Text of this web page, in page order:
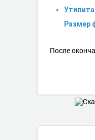
Размер
После